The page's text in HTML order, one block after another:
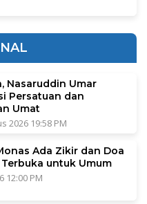
Nasaruddin Umar
Persatuan dan
Umat
2026 19:58 PM
Ada Zikir dan Doa
untuk Umum
12:00 PM